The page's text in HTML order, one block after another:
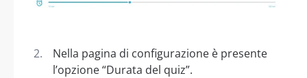
Nella pagina di configurazione è presente
l’opzione “Durata del quiz”.